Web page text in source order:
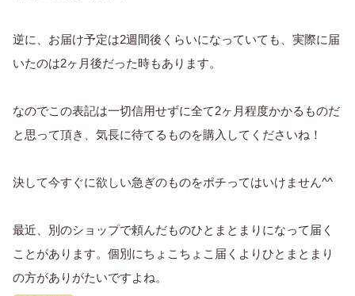
逆に、お届け予定は2週間後くらいになっていても、実際に届
いたのは2ヶ月後だった時もあります。
なのでこの表記は一切信用せずに全て2ヶ月程度かかるものだ
と思って頂き、気長に待てるものを購入してくださいね！
決して今すぐに欲しい急ぎのものをポチってはいけません^^
最近、別のショップで頼んだものひとまとまりになって届く
ことがあります。個別にちょこちょこ届くよりひとまとまり
の方がありがたいですよね。